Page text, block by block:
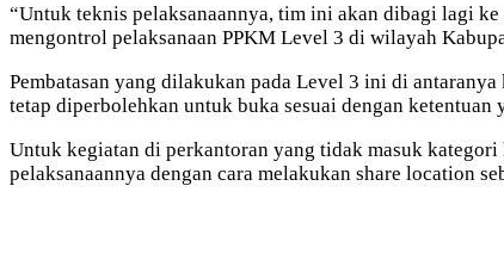
“Untuk teknis pelaksanaannya, tim ini akan dibagi lagi ke
mengontrol pelaksanaan PPKM Level 3 di wilayah
Pembatasan yang dilakukan pada Level 3 ini di
tetap diperbolehkan untuk buka sesuai dengan ketentuan
Untuk kegiatan di perkantoran yang tidak masuk
pelaksanaannya dengan cara melakukan share location